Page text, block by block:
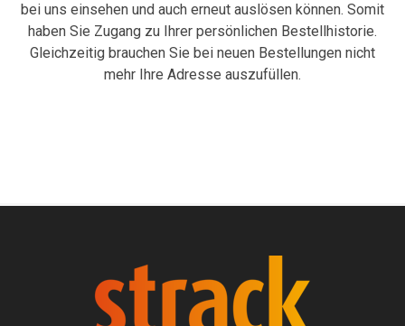
bei uns einsehen und auch erneut auslösen können. Somit
haben Sie Zugang zu Ihrer persönlichen Bestellhistorie.
Gleichzeitig brauchen Sie bei neuen Bestellungen nicht
mehr Ihre Adresse auszufüllen.